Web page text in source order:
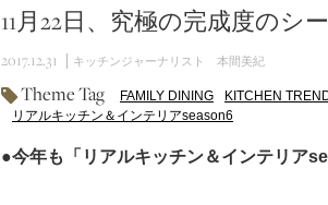
11月22日、究極の完成度のシ
2017.12.31 キッチンジャーナリスト 本間美紀
Theme Tag FAMILY DINING KITCHEN
リアルキッチン＆インテリアseason6
●今年も「リアルキッチン＆インテリア